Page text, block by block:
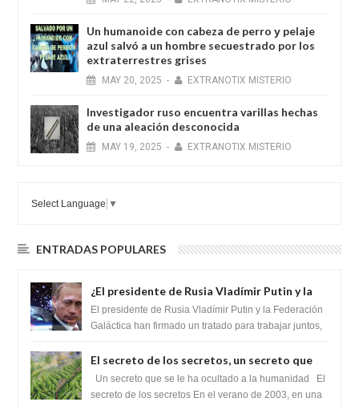
Un humanoide con cabeza de perro у pelaje
azul salvó a un hombre secuestrado por los
extraterrestres grises
MAY 20, 2025 - EXTRANOTIX MISTERIO
Investigador ruso encuentra varillas hechas
de una aleación desconocida
MAY 19, 2025 - EXTRANOTIX MISTERIO
Select Language ▼
ENTRADAS POPULARES
¿El presidente de Rusia Vladímir Putin y la
Federación Galactica han firmado un
tratado para acabar con los Sionistas?
El presidente de Rusia Vladímir Putin y la Federación
Galáctica han firmado un tratado para trabajar juntos,
El secreto de los secretos, un secreto que
cambiaría por completo el destino de la
humanidad
Un secreto que se le ha ocultado a la humanidad El
secreto de los secretos En el verano de 2003, en una